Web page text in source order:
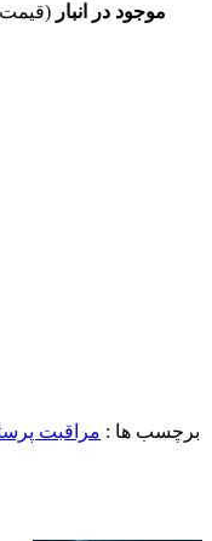
موجود در انبار (قیمت
برچسب ها : مراقبت